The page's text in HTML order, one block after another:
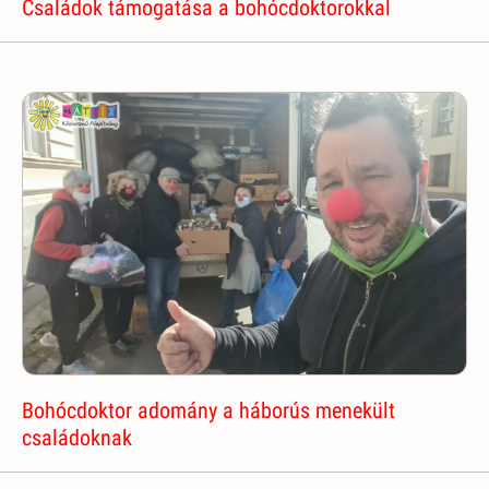
Családok támogatása a bohócdoktorokkal
Bohócdoktor adomány a háborús menekült
családoknak